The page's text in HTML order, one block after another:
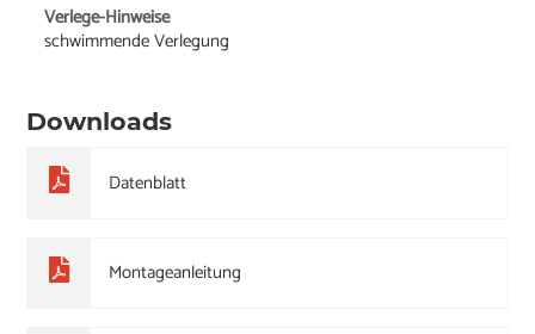
Verlege-Hinweise
schwimmende Verlegung
Downloads
Datenblatt
Montageanleitung